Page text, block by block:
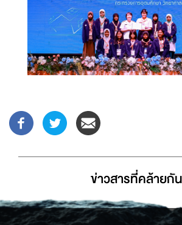
ข่าวสารที่่คล้ายกัน